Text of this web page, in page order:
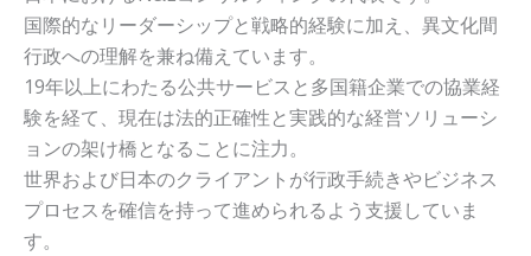
国際的なリーダーシップと戦略的経験に加え、異文化間
行政への理解を兼ね備えています。
19年以上にわたる公共サービスと多国籍企業での協業経
験を経て、現在は法的正確性と実践的な経営ソリューシ
ョンの架け橋となることに注力。
世界および日本のクライアントが行政手続きやビジネス
プロセスを確信を持って進められるよう支援していま
す。